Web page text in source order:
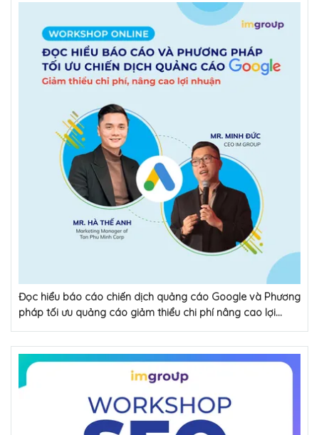
Đọc hiểu báo cáo chiến dịch quảng cáo Google và Phương
pháp tối ưu quảng cáo giảm thiểu chi phí nâng cao lợi
nhuận